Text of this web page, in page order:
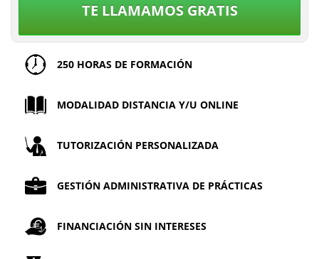
TE LLAMAMOS GRATIS
250 HORAS DE FORMACIÓN
MODALIDAD DISTANCIA Y/U ONLINE
TUTORIZACIÓN PERSONALIZADA
GESTIÓN ADMINISTRATIVA DE PRÁCTICAS
FINANCIACIÓN SIN INTERESES